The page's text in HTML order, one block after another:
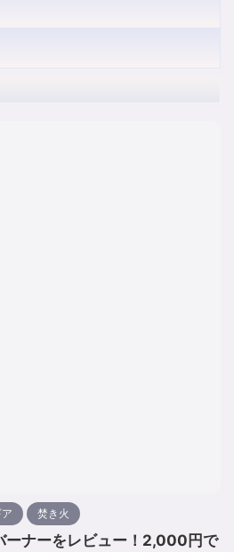
焚き火
ーナーをレビュー！2,000円で